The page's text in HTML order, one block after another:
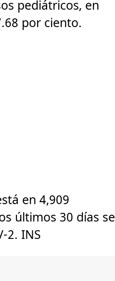
pediátricos, en
por ciento.
en 4,909
últimos 30 días se
2. INS